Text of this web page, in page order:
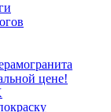
цене!